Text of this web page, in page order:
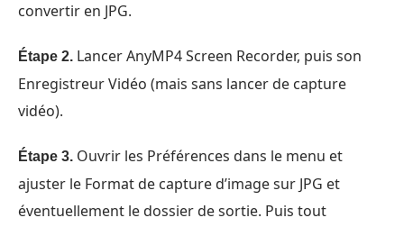
convertir en JPG.
Étape 2. Lancer AnyMP4 Screen Recorder, puis son
Enregistreur Vidéo (mais sans lancer de capture
vidéo).
Étape 3. Ouvrir les Préférences dans le menu et
ajuster le Format de capture d’image sur JPG et
éventuellement le dossier de sortie. Puis tout